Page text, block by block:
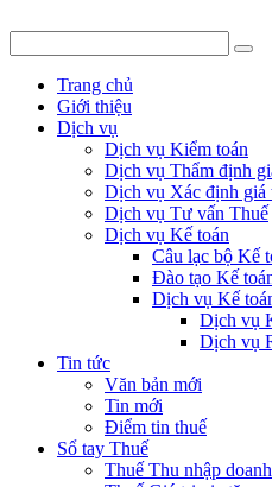
Trang chủ
Giới thiệu
Dịch vụ
Dịch vụ Kiểm toán
Dịch vụ Thẩm định
Dịch vụ Xác định giá
Dịch vụ Tư vấn Thuế
Dịch vụ Kế toán
Câu lạc bộ Kế
Đào tạo Kế
Dịch vụ Kế
Dịch vụ
Dịch vụ
Tin tức
Văn bản mới
Tin mới
Điểm tin thuế
Sổ tay Thuế
Thuế Thu nhập